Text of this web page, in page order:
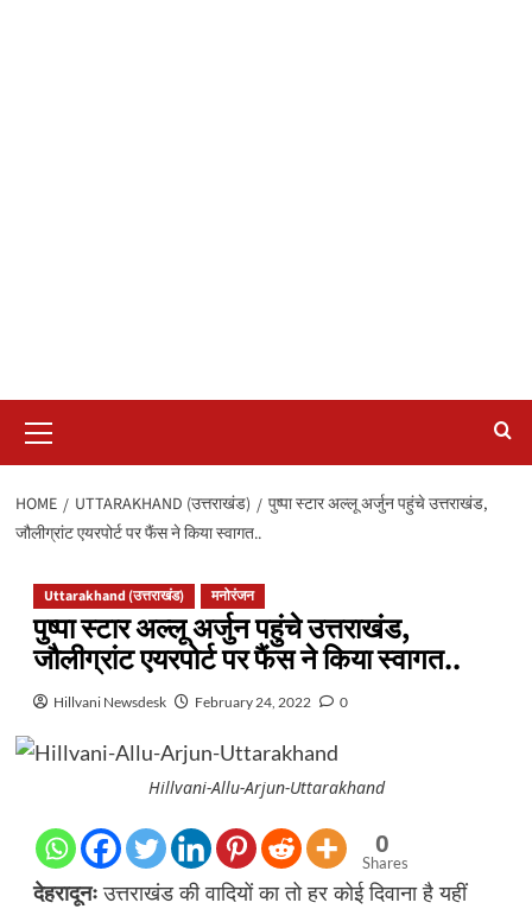
Menu
HOME UTTARAKHAND (उत्तराखंड)
पुष्पा स्टार अल्लू अर्जुन पहुंचे उत्तराखंड,
जौलीग्रांट एयरपोर्ट पर फैंस ने किया स्वागत..
Uttarakhand (उत्तराखंड) मनोरंजन
पुष्पा स्टार अल्लू अर्जुन पहुंचे उत्तराखंड,
जौलीग्रांट एयरपोर्ट पर फैंस ने किया स्वागत..
Hillvani Newsdesk February 24, 2022 0
Hillvani-Allu-Arjun-Uttarakhand
0
Shares
देहरादूनःउत्तराखंड की वादियों का तो हर कोई दिवाना है यहीं